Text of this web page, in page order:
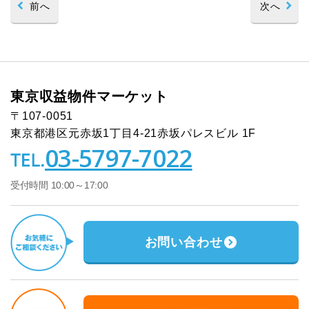
前へ 次へ
東京収益物件マーケット
〒107-0051
東京都港区元赤坂1丁目4-21赤坂パレスビル 1F
03-5797-7022
受付時間 10:00～17:00
お問い合わせ